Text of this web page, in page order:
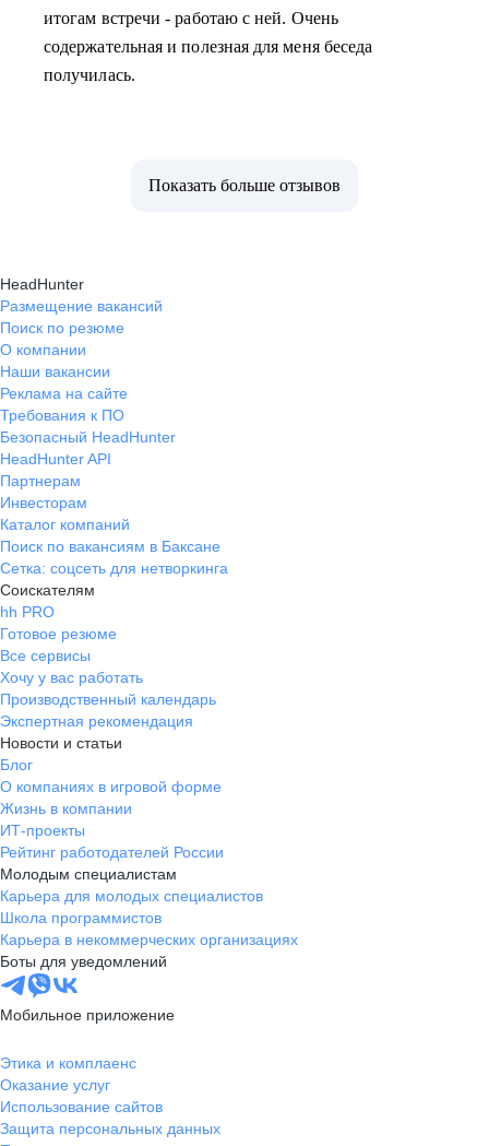
итогам встречи - работаю с ней. Очень
содержательная и полезная для меня беседа
получилась.
Показать больше отзывов
HeadHunter
Размещение вакансий
Поиск по резюме
О компании
Наши вакансии
Реклама на сайте
Требования к ПО
Безопасный HeadHunter
HeadHunter API
Партнерам
Инвесторам
Каталог компаний
Поиск по вакансиям в Баксане
Сетка: соцсеть для нетворкинга
Соискателям
hh PRO
Готовое резюме
Все сервисы
Хочу у вас работать
Производственный календарь
Экспертная рекомендация
Новости и статьи
Блог
О компаниях в игровой форме
Жизнь в компании
ИТ-проекты
Рейтинг работодателей России
Молодым специалистам
Карьера для молодых специалистов
Школа программистов
Карьера в некоммерческих организациях
Боты для уведомлений
Мобильное приложение
Этика и комплаенс
Оказание услуг
Использование сайтов
Защита персональных данных